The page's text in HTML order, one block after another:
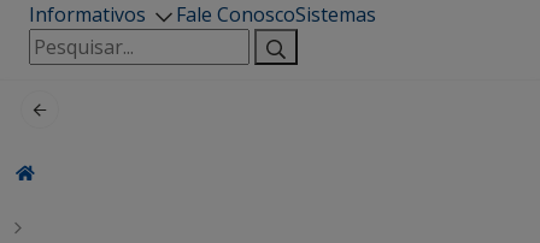
Informativos
Fale ConoscoSistemas
Pesquisar
por: